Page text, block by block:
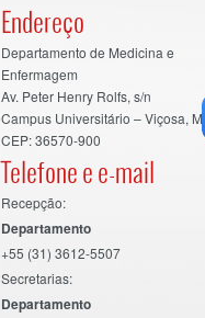
Endereço
Departamento de Medicina e
Enfermagem
Av. Peter Henry Rolfs, s/n
Campus Universitário – Viçosa, MG
CEP: 36570-900
Telefone e e-mail
Recepção:
Departamento
+55 (31) 3612-5507
Secretarias:
Departamento